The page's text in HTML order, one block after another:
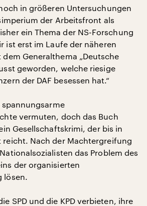
in größeren Untersuchungen
der Arbeitsfront als
ein Thema der NS-Forschung
ist erst im Laufe der näheren
Generalthema „Deutsche
geworden, welche riesige
der DAF besessen hat.“
spannungsarme
vermuten, doch das Buch
Gesellschaftskrimi, der bis in
reicht. Nach der Machtergreifung
das Problem des
der organisierten
lösen.
SPD und die KPD verbieten, ihre